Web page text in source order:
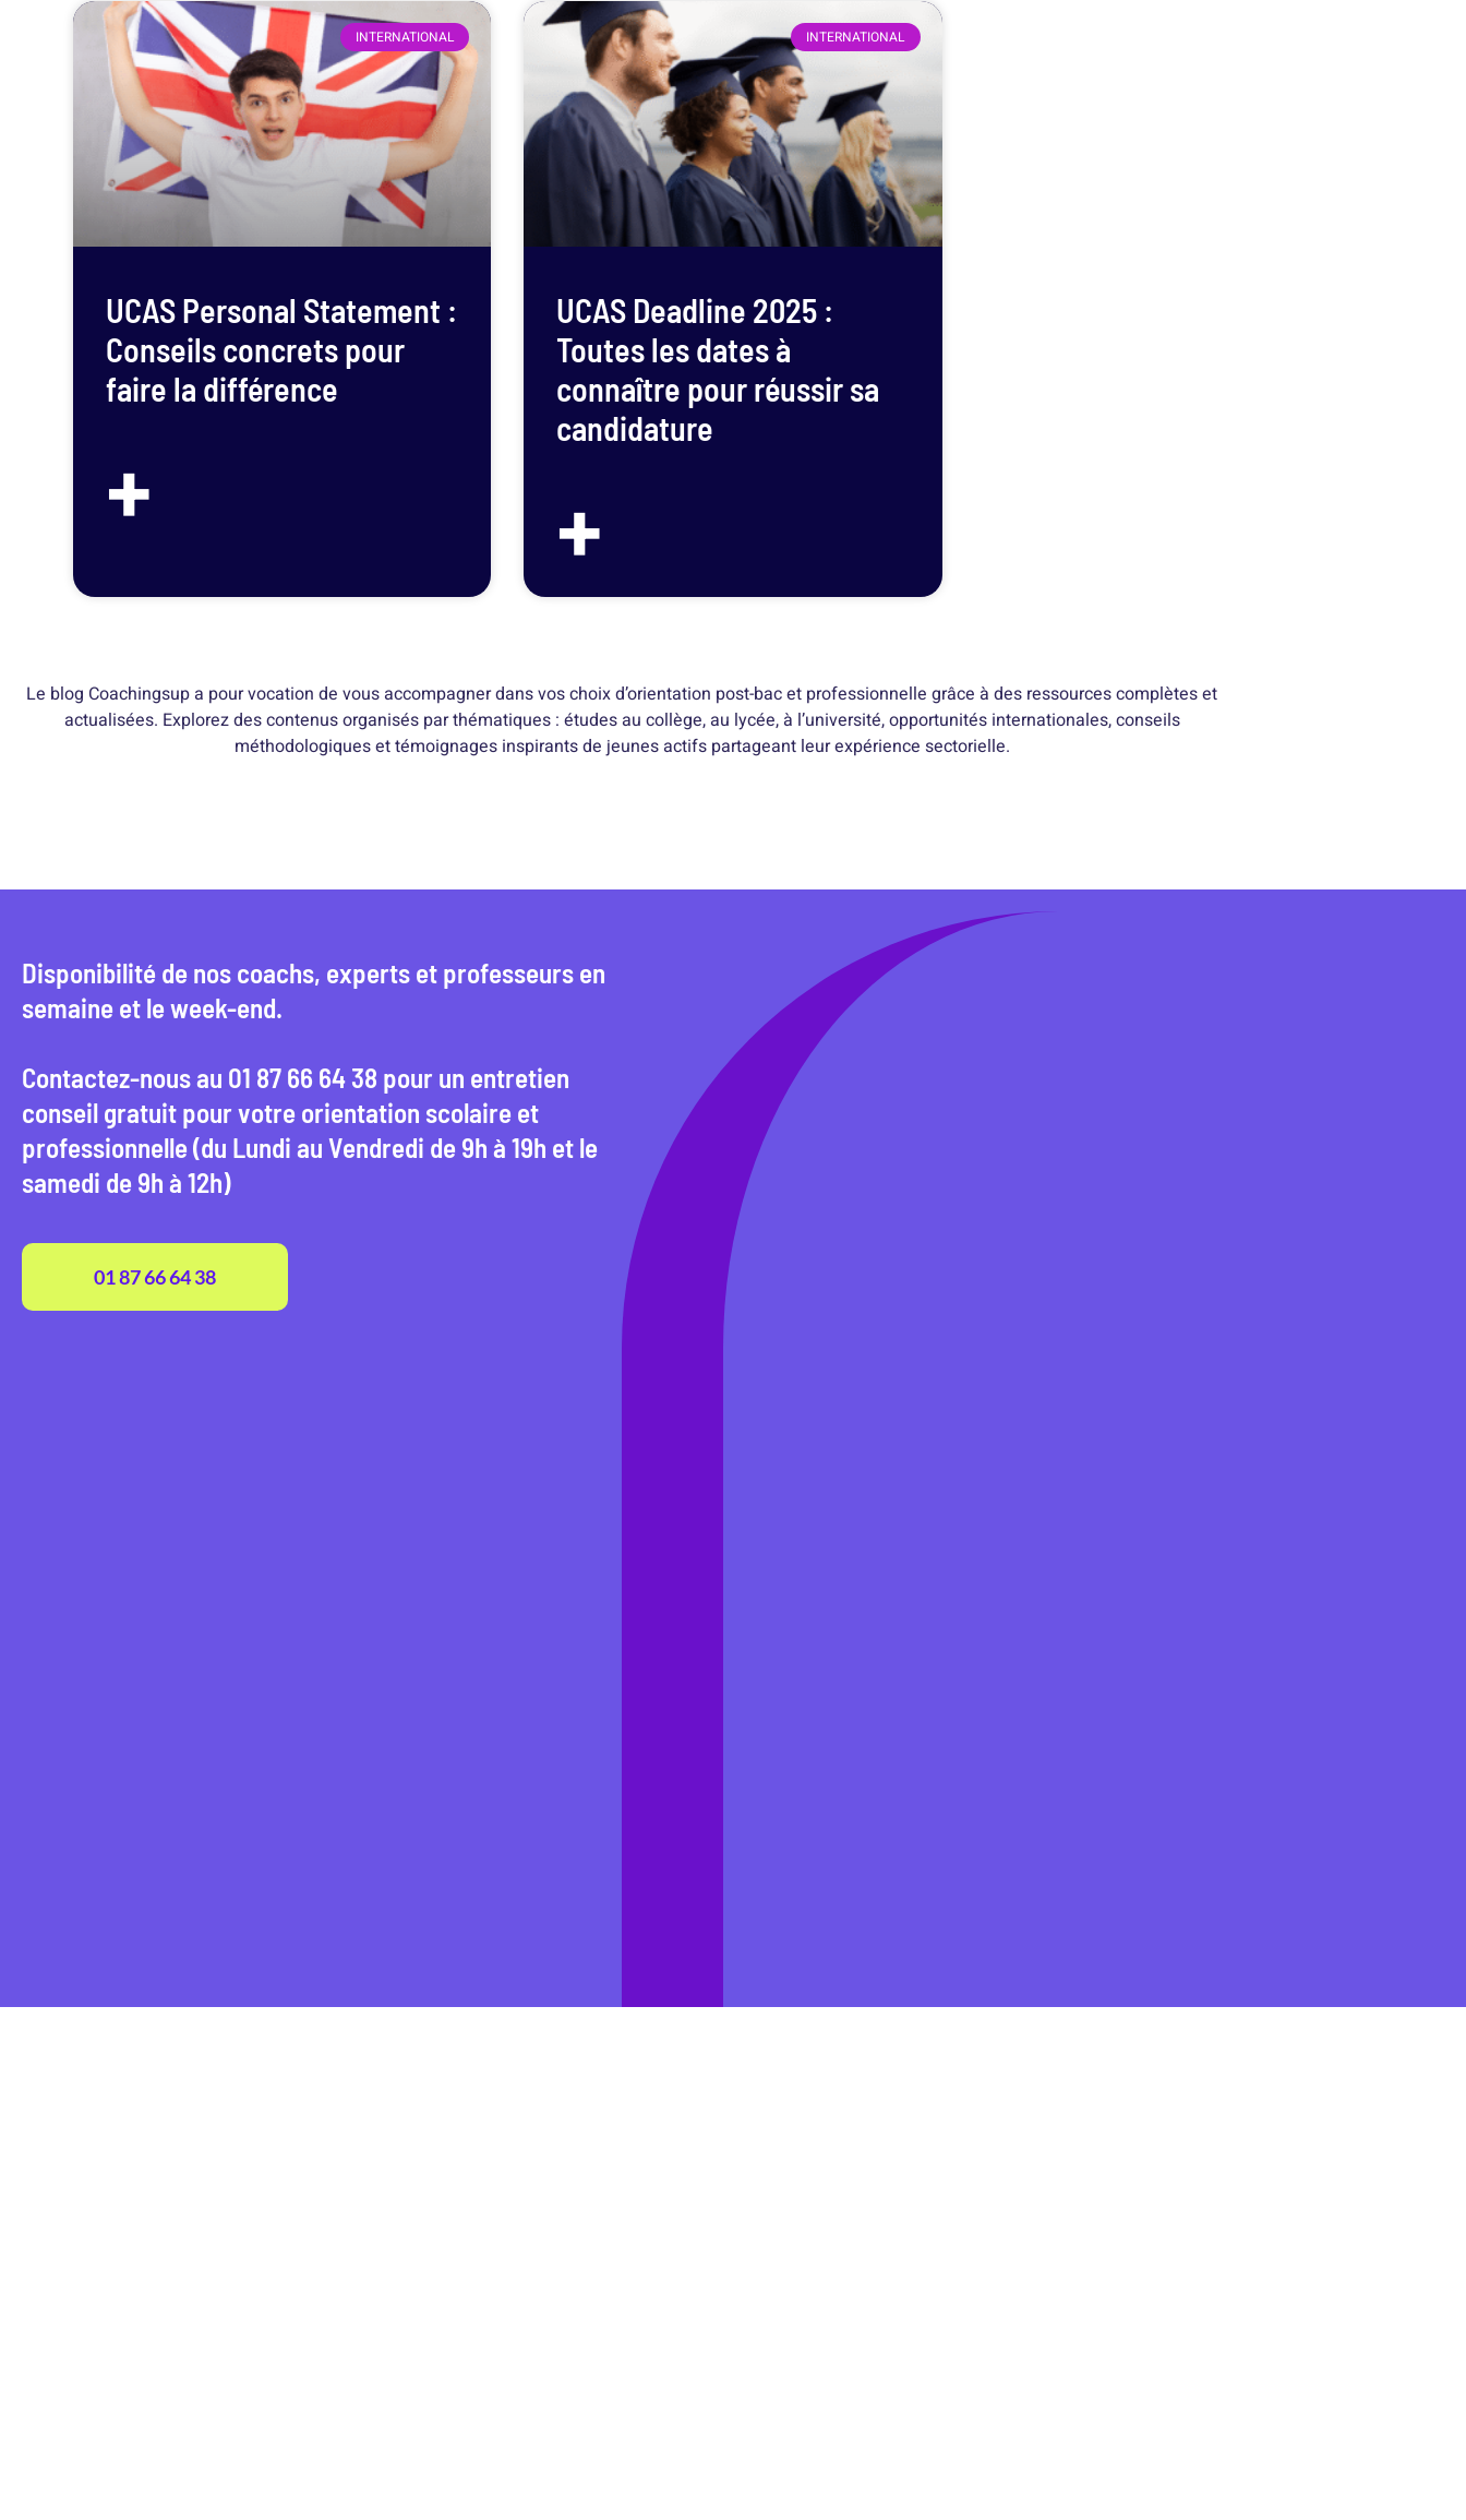
INTERNATIONAL
UCAS Personal Statement :
Conseils concrets pour
faire la différence
+
INTERNATIONAL
UCAS Deadline 2025 :
Toutes les dates à
connaître pour réussir sa
candidature
+
Le blog Coachingsup a pour vocation de vous accompagner dans vos choix d’orientation post-bac et professionnelle grâce à des ressources complètes et
actualisées. Explorez des contenus organisés par thématiques : études au collège, au lycée, à l’université, opportunités internationales, conseils
méthodologiques et témoignages inspirants de jeunes actifs partageant leur expérience sectorielle.
Disponibilité de nos coachs, experts et professeurs en
semaine et le week-end.
Contactez-nous au 01 87 66 64 38 pour un entretien
conseil gratuit pour votre orientation scolaire et
professionnelle (du Lundi au Vendredi de 9h à 19h et le
samedi de 9h à 12h)
01 87 66 64 38